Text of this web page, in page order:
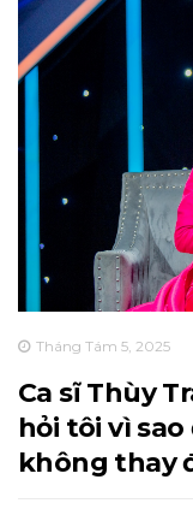
Tháng Tám 5, 2025
Ca sĩ Thùy
hỏi tôi vì
không thay